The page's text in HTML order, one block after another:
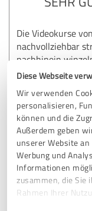
Diese Webseite
Wir verwenden
personalisieren,
können und die
Außerdem geben
unserer Website
Werbung und
Informationen
zusammen, die Sie
Rahmen Ihrer
Die Videokurse
nachvollziehbar
nachhinein
durcharbeiten
Wolfgang Wagner
17.12.2025